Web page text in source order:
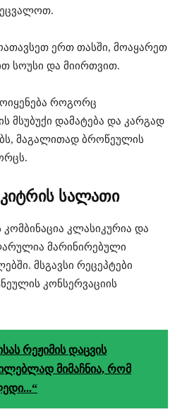
ერთ თასში, მოაყარეთ
სოუსი და მიირთვით.
როგორც
მსუბუქი დამატება და კარგად
მაგალითად ბროწეულის
სალათი
კლასიკურია და
მარინირებული
მსგავსი რეცეპტები
კონსერვაციის
რეჟიმის დაცვის
მიმაჩნია, რომ